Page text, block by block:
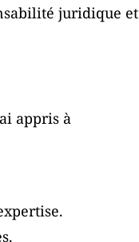
juridique et
appris à